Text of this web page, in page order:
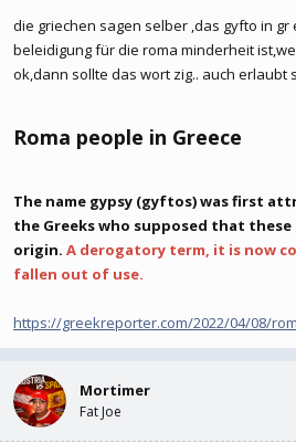
die griechen sagen selber ,das gyfto in gr
beleidigung für die roma minderheit
ok,dann sollte das wort zig.. auch erlaubt
Roma people in Greece​
The name gypsy (gyftos) was first
the Greeks who supposed that
origin. A derogatory term, it is now
fallen out of use.
https://greekreporter.com/2022/04/08/
Mortimer
Fat Joe